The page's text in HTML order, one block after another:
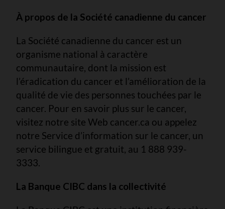
À propos de la Société canadienne du cancer
La Société canadienne du cancer est un
organisme national à caractère
communautaire, dont la mission est
l’éradication du cancer et l’amélioration de la
qualité de vie des personnes touchées par le
cancer. Pour en savoir plus sur le cancer,
visitez notre site Web cancer.ca ou appelez
notre Service d’information sur le cancer, un
service bilingue et gratuit, au 1 888 939-
3333.
La Banque CIBC dans la collectivité